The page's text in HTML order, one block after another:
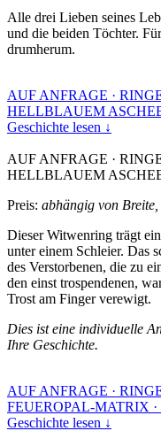
Alle drei Lieben seines
und die beiden Töchter.
drumherum.
AUF ANFRAGE ·
HELLBLAUEM
Geschichte lesen ↓
AUF ANFRAGE ·
HELLBLAUEM
Preis: abhängig von
Dieser Witwenring trägt
unter einem Schleier. Das
des Verstorbenen, die zu
den einst trospendenen,
Trost am Finger verewigt.
Dies ist eine individuelle
Ihre Geschichte.
AUF ANFRAGE ·
FEUEROPAL-MATRIX ·
Geschichte lesen ↓